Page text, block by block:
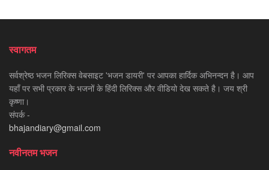
स्वागतम
सर्वश्रेष्ठ भजन लिरिक्स वेबसाइट 'भजन डायरी' पर आपका हार्दिक अभिनन्दन है। आप
यहाँ पर सभी प्रकार के भजनों के हिंदी लिरिक्स और वीडियो देख सकते है। जय श्री
कृष्णा।
संपर्क -
bhajandiary@gmail.com
नवीनतम भजन